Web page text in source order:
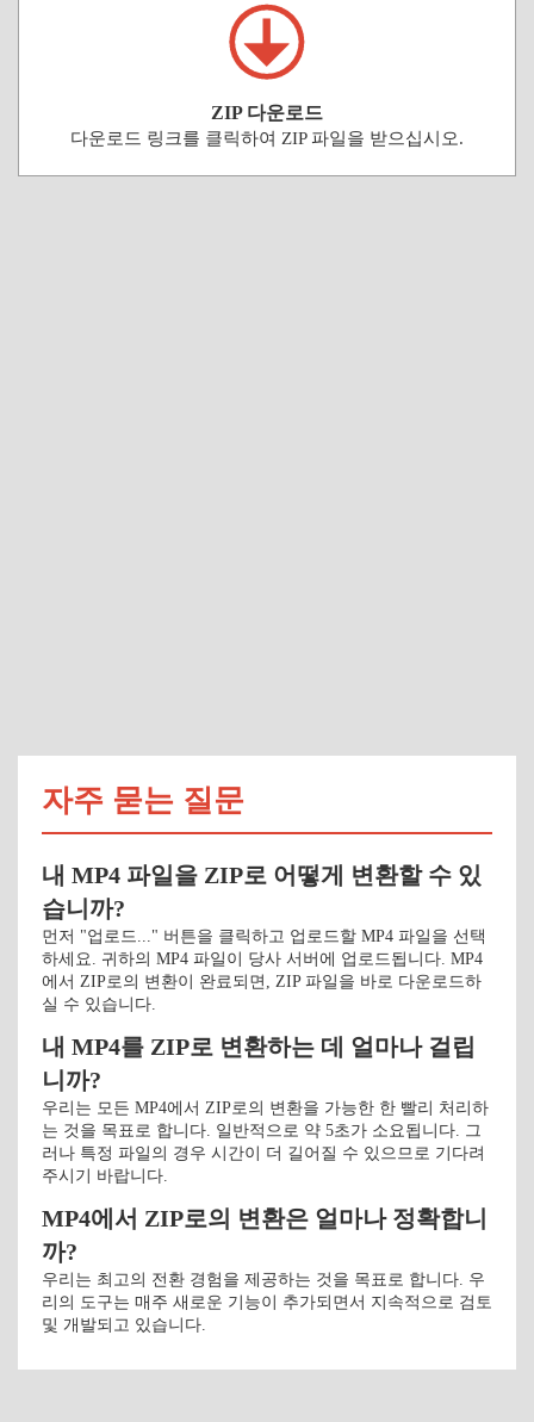
ZIP 다운로드
다운로드 링크를 클릭하여 ZIP 파일을 받으십시오.
자주 묻는 질문
내 MP4 파일을 ZIP로 어떻게 변환할 수 있
습니까?
먼저 "업로드..." 버튼을 클릭하고 업로드할 MP4 파일을 선택
하세요. 귀하의 MP4 파일이 당사 서버에 업로드됩니다. MP4
에서 ZIP로의 변환이 완료되면, ZIP 파일을 바로 다운로드하
실 수 있습니다.
내 MP4를 ZIP로 변환하는 데 얼마나 걸립
니까?
우리는 모든 MP4에서 ZIP로의 변환을 가능한 한 빨리 처리하
는 것을 목표로 합니다. 일반적으로 약 5초가 소요됩니다. 그
러나 특정 파일의 경우 시간이 더 길어질 수 있으므로 기다려
주시기 바랍니다.
MP4에서 ZIP로의 변환은 얼마나 정확합니
까?
우리는 최고의 전환 경험을 제공하는 것을 목표로 합니다. 우
리의 도구는 매주 새로운 기능이 추가되면서 지속적으로 검토
및 개발되고 있습니다.